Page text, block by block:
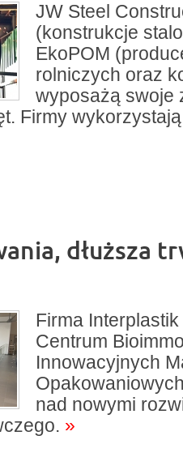
JW Steel
(konstrukcje
EkoPOM
rolniczych oraz
wyposażą swoje
Firmy wykorzystają
dłuższa
Firma
Centrum
Innowacyjnych
nad nowymi
»